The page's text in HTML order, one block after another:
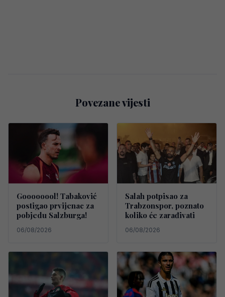
Povezane vijesti
Goooooool! Tabaković
postigao prvijenac za
pobjedu Salzburga!
06/08/2026
Salah potpisao za
Trabzonspor, poznato
koliko će zarađivati
06/08/2026